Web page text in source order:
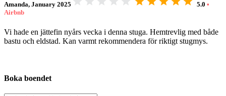
Amanda, January 2025 5.0 •
Airbnb
Vi hade en jättefin nyårs vecka i denna stuga. Hemtrevlig med både
bastu och eldstad. Kan varmt rekommendera för riktigt stugmys.
Boka boendet